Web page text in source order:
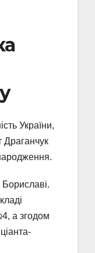
України,
Драганчук
а згодом